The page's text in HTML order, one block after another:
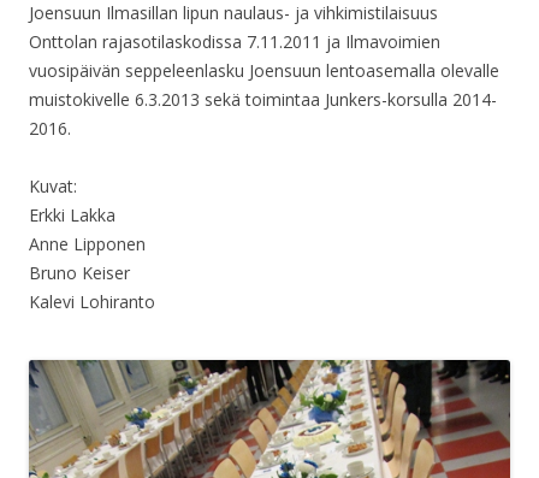
Joensuun Ilmasillan lipun naulaus- ja vihkimistilaisuus
Onttolan rajasotilaskodissa 7.11.2011 ja Ilmavoimien
vuosipäivän seppeleenlasku Joensuun lentoasemalla olevalle
muistokivelle 6.3.2013 sekä toimintaa Junkers-korsulla 2014-
2016.
Kuvat:
Erkki Lakka
Anne Lipponen
Bruno Keiser
Kalevi Lohiranto